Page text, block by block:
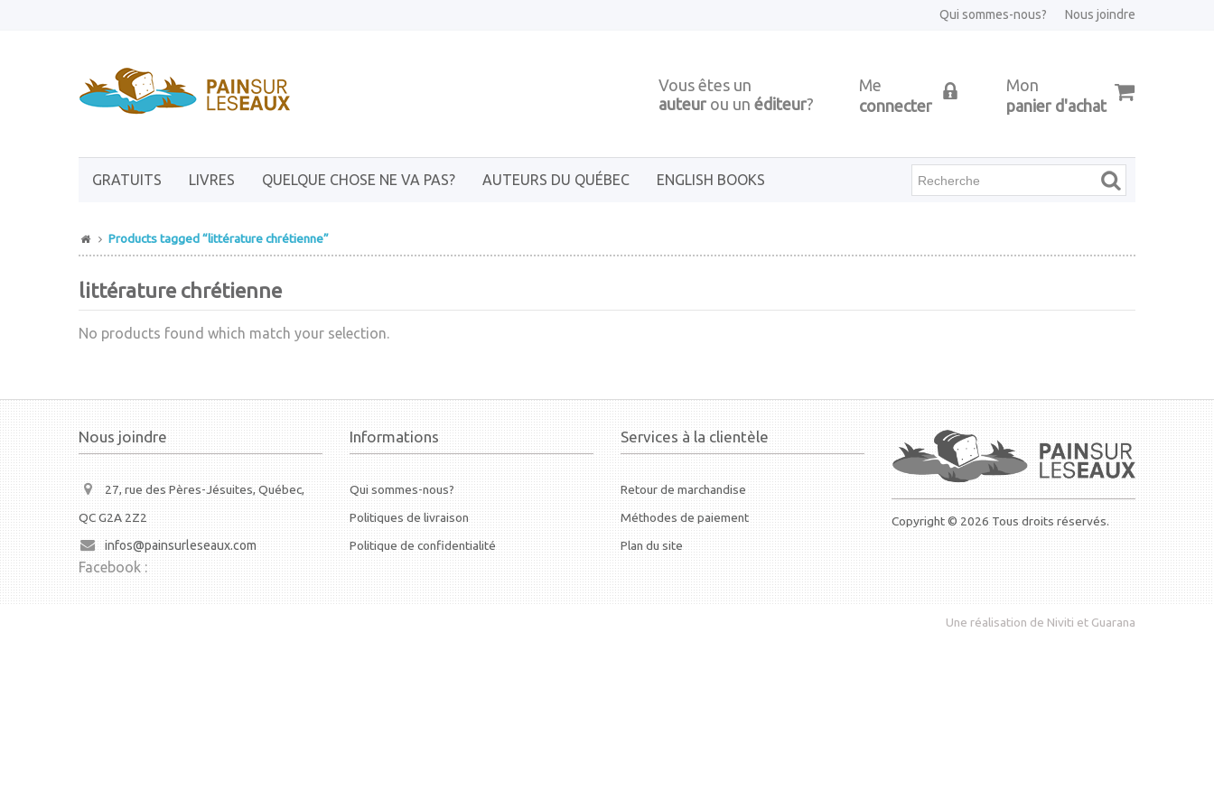
Qui sommes-nous? Nous joindre
Vous êtes un
auteurou un éditeur?
Me
connecter
Mon
panier d'achat
GRATUITS LIVRES QUELQUE CHOSE NE VA PAS? AUTEURS DU QUÉBEC ENGLISH BOOKS
Products tagged “littérature chrétienne”
littérature chrétienne
No products found which match your selection.
Nous joindre
27, rue des Pères-Jésuites, Québec,
QC G2A 2Z2
infos@painsurleseaux.com
Facebook :
Informations
Qui sommes-nous?
Politiques de livraison
Politique de confidentialité
Services à la clientèle
Retour de marchandise
Méthodes de paiement
Plan du site
Copyright © 2026 Tous droits réservés.
Une réalisation de Niviti et Guarana